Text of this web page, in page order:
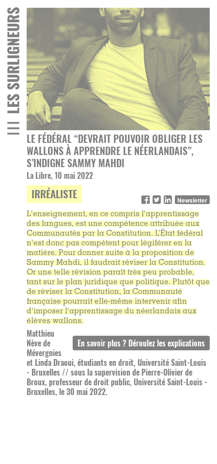
LE FÉDÉRAL “DEVRAIT POUVOIR OBLIGER LES
WALLONS À APPRENDRE LE NÉERLANDAIS”,
S’INDIGNE SAMMY MAHDI
La Libre, 10 mai 2022
IRRÉALISTE Newsletter
L'enseignement, en ce compris l'apprentissage
des langues, est une compétence attribuée aux
Communautés par la Constitution. L’État fédéral
n'est donc pas compétent pour légiférer en la
matière. Pour donner suite à la proposition de
Sammy Mahdi, il faudrait réviser la Constitution.
Or une telle révision paraît très peu probable,
tant sur le plan juridique que politique. Plutôt que
de réviser la Constitution, la Communauté
française pourrait elle-même intervenir afin
d'imposer l'apprentissage du néerlandais aux
élèves wallons.
Matthieu
Nève de
Mévergnies
et Linda Draoui, étudiants en droit, Université Saint-Louis
- Bruxelles // sous la supervision de Pierre-Olivier de
Broux, professeur de droit public, Université Saint-Louis -
Bruxelles, le 30 mai 2022.